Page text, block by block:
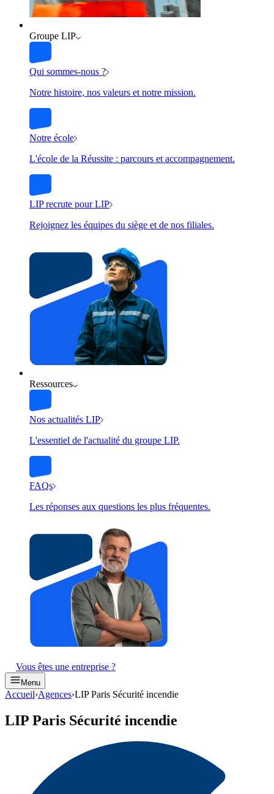
Groupe LIP
Qui sommes-nous ?
Notre histoire, nos valeurs et notre mission.
Notre école
L'école de la Réussite : parcours et accompagnement.
LIP recrute pour LIP
Rejoignez les équipes du siège et de nos filiales.
Ressources
Nos actualités LIP
L'essentiel de l'actualité du groupe LIP.
FAQs
Les réponses aux questions les plus fréquentes.
Vous êtes une entreprise ?
Menu
Accueil›Agences›LIP Paris Sécurité incendie
LIP Paris Sécurité incendie